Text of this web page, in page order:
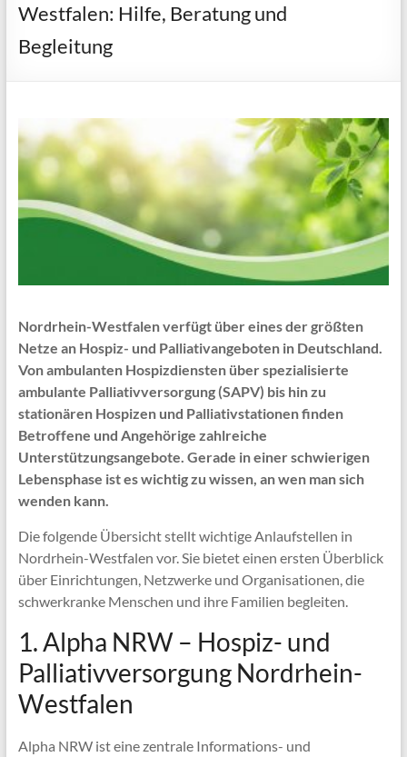
Westfalen: Hilfe, Beratung und
Begleitung
Nordrhein-Westfalen verfügt über eines der größten
Netze an Hospiz- und Palliativangeboten in Deutschland.
Von ambulanten Hospizdiensten über spezialisierte
ambulante Palliativversorgung (SAPV) bis hin zu
stationären Hospizen und Palliativstationen finden
Betroffene und Angehörige zahlreiche
Unterstützungsangebote. Gerade in einer schwierigen
Lebensphase ist es wichtig zu wissen, an wen man sich
wenden kann.
Die folgende Übersicht stellt wichtige Anlaufstellen in
Nordrhein-Westfalen vor. Sie bietet einen ersten Überblick
über Einrichtungen, Netzwerke und Organisationen, die
schwerkranke Menschen und ihre Familien begleiten.
1. Alpha NRW – Hospiz- und
Palliativversorgung Nordrhein-
Westfalen
Alpha NRW ist eine zentrale Informations- und